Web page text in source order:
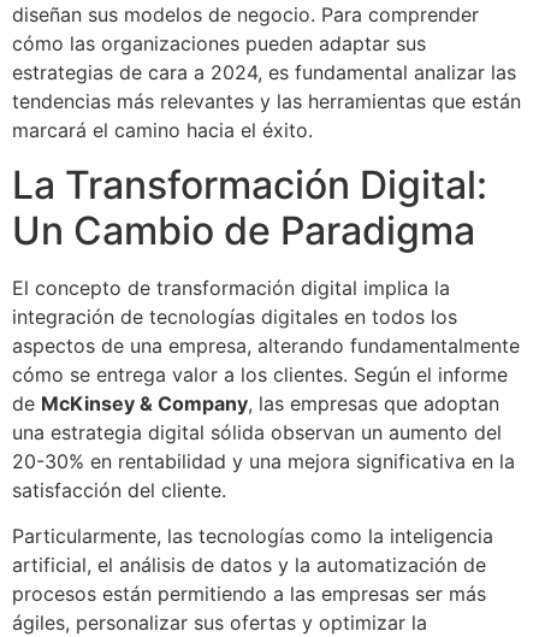
diseñan sus modelos de negocio. Para comprender
cómo las organizaciones pueden adaptar sus
estrategias de cara a 2024, es fundamental analizar las
tendencias más relevantes y las herramientas que están
marcará el camino hacia el éxito.
La Transformación Digital:
Un Cambio de Paradigma
El concepto de transformación digital implica la
integración de tecnologías digitales en todos los
aspectos de una empresa, alterando fundamentalmente
cómo se entrega valor a los clientes. Según el informe
de McKinsey & Company, las empresas que adoptan
una estrategia digital sólida observan un aumento del
20-30% en rentabilidad y una mejora significativa en la
satisfacción del cliente.
Particularmente, las tecnologías como la inteligencia
artificial, el análisis de datos y la automatización de
procesos están permitiendo a las empresas ser más
ágiles, personalizar sus ofertas y optimizar la